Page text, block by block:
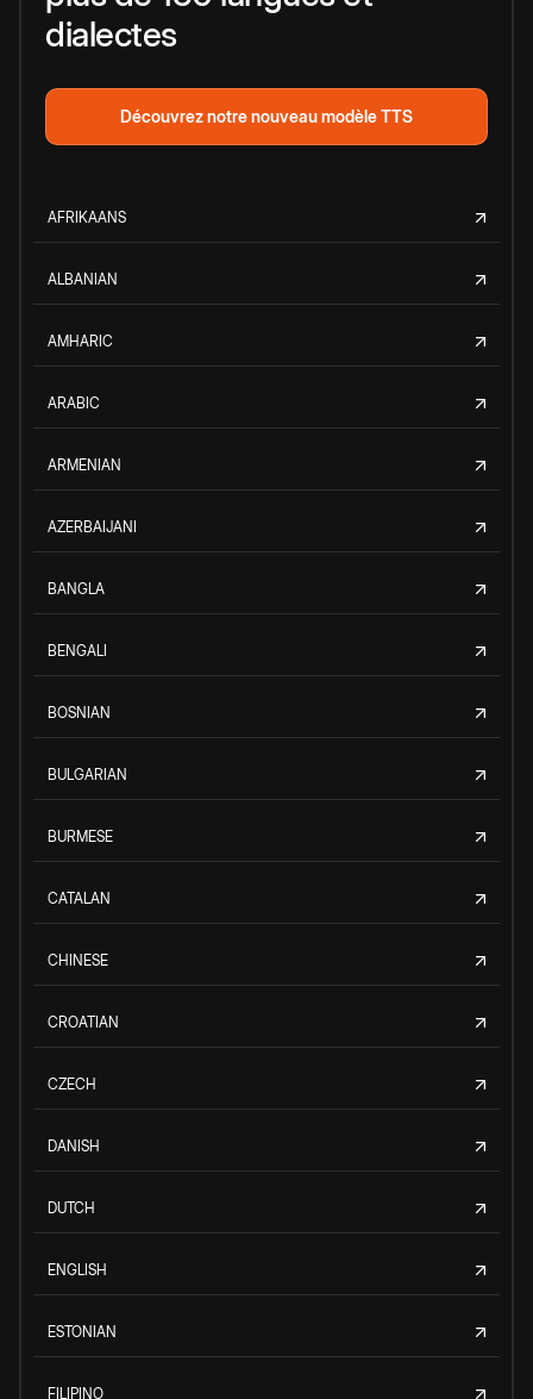
dialectes
Découvrez notre nouveau modèle TTS
AFRIKAANS
ALBANIAN
AMHARIC
ARABIC
ARMENIAN
AZERBAIJANI
BANGLA
BENGALI
BOSNIAN
BULGARIAN
BURMESE
CATALAN
CHINESE
CROATIAN
CZECH
DANISH
DUTCH
ENGLISH
ESTONIAN
FILIPINO